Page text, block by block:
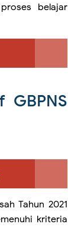
belajar
GBPNS
Tahun 2021
kriteria